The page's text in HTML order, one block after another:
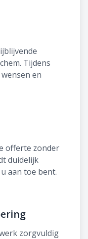
Tijdens
en
offerte zonder
duidelijk
aan toe bent.
zorgvuldig